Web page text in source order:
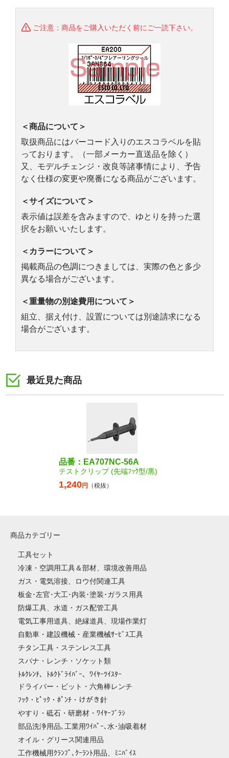
ご注意：商品をご購入いただく前にご一読下さい。
＜商品について＞
取扱商品にはバーコード入りのエスコラベルを貼
っております。（一部メーカー直送品を除く）
又、モデルチェンジ・改良等諸事情により、予告
なく仕様の変更や廃番になる商品がございます。
＜サイズについて＞
表示値は誤差を含みますので、ゆとりを持った選
択をお願いいたします。
＜カラーについて＞
掲載商品の色調につきましては、実際の色と多少
異なる場合がございます。
＜重量物の別途費用について＞
組立、据え付け、設置については別途請求になる
場合がございます。
最近見た商品
品番：EA707NC-56A
テストクリップ (先端ﾌｯｸ型/黒)
1,240円 （税抜）
商品カテゴリー
工具セット
冷凍・空調用工具＆部材、環境改善用品
ガス・電気溶接、ロウ付関連工具
板金･左官･大工･内装･塗装･ガラス用具
防爆工具、水道・ガス配管工具
電気工事用道具、絶縁道具、現場作業灯
自動車・建設機械・産業機械ｻｰﾋﾞｽ工具
チタン工具・ステンレス工具
スパナ・レンチ・ソケット類
ﾄﾙｸﾚﾝﾁ、ﾄﾙｸﾄﾞﾗｲﾊﾞｰ、ﾜｲﾔｰﾂｲｽﾀｰ
ドライバー・ビット・六角棒レンチ
ﾌｯｸ・ﾋﾟｯｸ・ﾎﾟﾝﾁ・けがき針
やすり・砥石・研磨材・ﾜｲﾔｰﾌﾞﾗｼ
部品洗浄用品､工業用ﾜｲﾊﾟｰ､水･油吸着材
オイル・グリース関連用品
工作機械用ｸﾗﾝﾌﾟ､ｸｰﾗﾝﾄ用品、ﾐﾆﾊﾞｲｽ